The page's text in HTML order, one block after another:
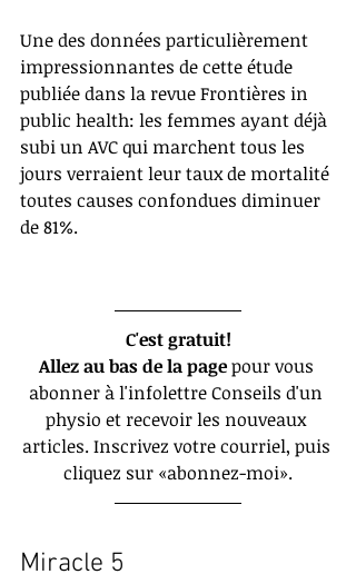
Une des données particulièrement
impressionnantes de cette étude
publiée dans la revue Frontières in
public health: les femmes ayant déjà
subi un AVC qui marchent tous les
jours verraient leur taux de mortalité
toutes causes confondues diminuer
de 81%.
C'est gratuit!
Allez au bas de la page pour vous
abonner à l'infolettre Conseils d'un
physio et recevoir les nouveaux
articles. Inscrivez votre courriel, puis
cliquez sur «abonnez-moi».
Miracle 5